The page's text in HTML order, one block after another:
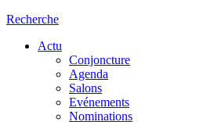
Recherche
Actu
Conjoncture
Agenda
Salons
Evénements
Nominations